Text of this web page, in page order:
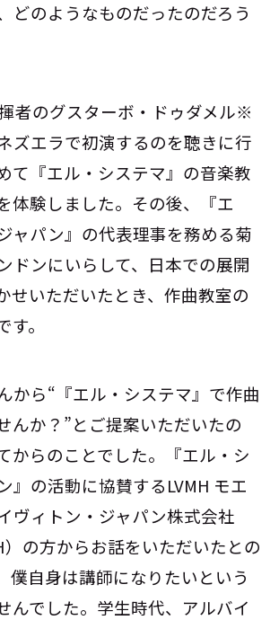
どのようなものだったのだろう
揮者のグスターボ・ドゥダメル※
ズエラで初演するのを聴きに行
て『エル・システマ』の音楽教
体験しました。その後、『エ
ャパン』の代表理事を務める菊
ドンにいらして、日本での展開
せいただいたとき、作曲教室の
。
から“『エル・システマ』で作曲
んか？”とご提案いただいたの
からのことでした。『エル・シ
』の活動に協賛するLVMH モエ
ヴィトン・ジャパン株式会社
）の方からお話をいただいたとの
僕自身は講師になりたいという
んでした。学生時代、アルバイ